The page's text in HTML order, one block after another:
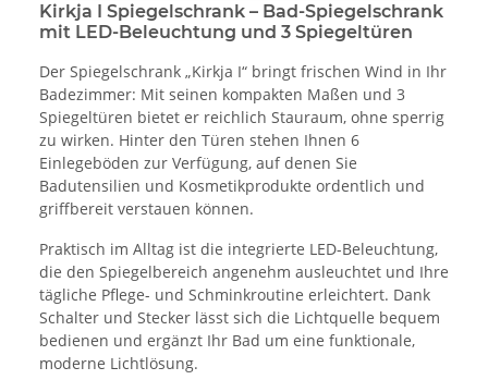
Kirkja I Spiegelschrank – Bad-Spiegelschrank
mit LED-Beleuchtung und 3 Spiegeltüren
Der Spiegelschrank „Kirkja I“ bringt frischen Wind in Ihr
Badezimmer: Mit seinen kompakten Maßen und 3
Spiegeltüren bietet er reichlich Stauraum, ohne sperrig
zu wirken. Hinter den Türen stehen Ihnen 6
Einlegeböden zur Verfügung, auf denen Sie
Badutensilien und Kosmetikprodukte ordentlich und
griffbereit verstauen können.
Praktisch im Alltag ist die integrierte LED-Beleuchtung,
die den Spiegelbereich angenehm ausleuchtet und Ihre
tägliche Pflege- und Schminkroutine erleichtert. Dank
Schalter und Stecker lässt sich die Lichtquelle bequem
bedienen und ergänzt Ihr Bad um eine funktionale,
moderne Lichtlösung.